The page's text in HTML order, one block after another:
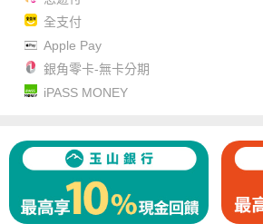
全支付
Apple Pay
銀角零卡-無卡分期
iPASS MONEY